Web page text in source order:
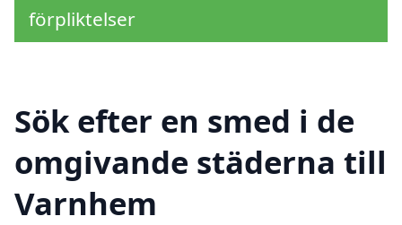
förpliktelser
Sök efter en smed i de
omgivande städerna till
Varnhem